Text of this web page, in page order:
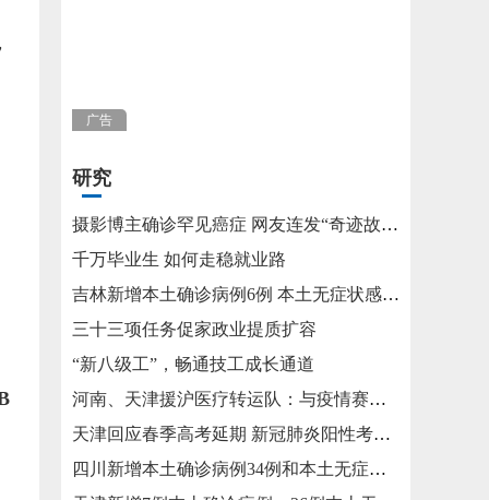
，
广告
研究
摄影博主确诊罕见癌症 网友连发“奇迹故事”不允许他躺平
千万毕业生 如何走稳就业路
吉林新增本土确诊病例6例 本土无症状感染者15例
三十三项任务促家政业提质扩容
“新八级工”，畅通技工成长通道
河南、天津援沪医疗转运队：与疫情赛跑 为生命护航
天津回应春季高考延期 新冠肺炎阳性考生将在医院考试
四川新增本土确诊病例34例和本土无症状感染者115例